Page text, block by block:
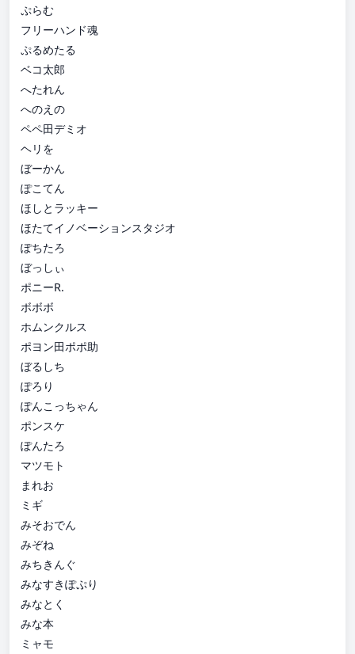
ぷらむ
フリーハンド魂
ぷるめたる
ベコ太郎
へたれん
へのえの
ペペ田デミオ
ヘリを
ぼーかん
ぽこてん
ほしとラッキー
ほたてイノベーションスタジオ
ぽちたろ
ぼっしぃ
ポニーR.
ボボボ
ホムンクルス
ポヨン田ポポ助
ぼるしち
ぽろり
ぽんこっちゃん
ポンスケ
ぽんたろ
マツモト
まれお
ミギ
みそおでん
みぞね
みちきんぐ
みなすきぽぷり
みなとく
みな本
ミャモ